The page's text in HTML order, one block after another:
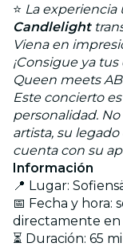
⭐ La
Candlelight
Viena en
¡Consigue ya
Queen meets
Este concierto
personalidad.
artista, su
cuenta con su
Información
📍 Lugar:
📅 Fecha y hora:
directamente en
⏳ Duración: 65